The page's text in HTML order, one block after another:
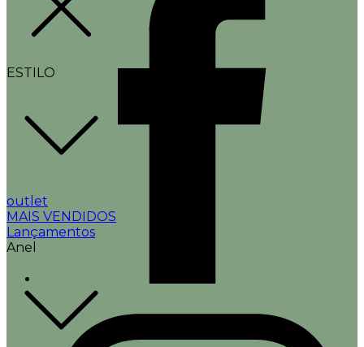
ESTILO
outlet
MAIS VENDIDOS
Lançamentos
Anel